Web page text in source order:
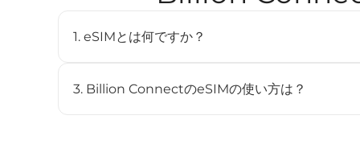
1. eSIMとは何ですか？
デジタルSIMです。対応デバイスに内蔵されており、
3. Billion ConnectのeSIMの使い方は？